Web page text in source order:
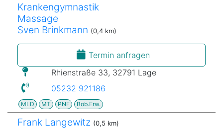
Krankengymnastik
Massage
Sven Brinkmann (0,4 km)
Termin anfragen
Rhienstraße 33, 32791 Lage
05232 921186
MLD MT PNF Bob.Erw.
Frank Langewitz (0,5 km)